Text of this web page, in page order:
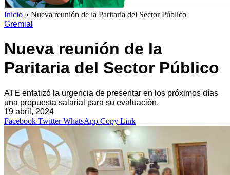
Inicio » Nueva reunión de la Paritaria del Sector Público
Gremial
Nueva reunión de la
Paritaria del Sector Público
ATE enfatizó la urgencia de presentar en los próximos días
una propuesta salarial para su evaluación.
19 abril, 2024
Facebook Twitter WhatsApp Copy Link